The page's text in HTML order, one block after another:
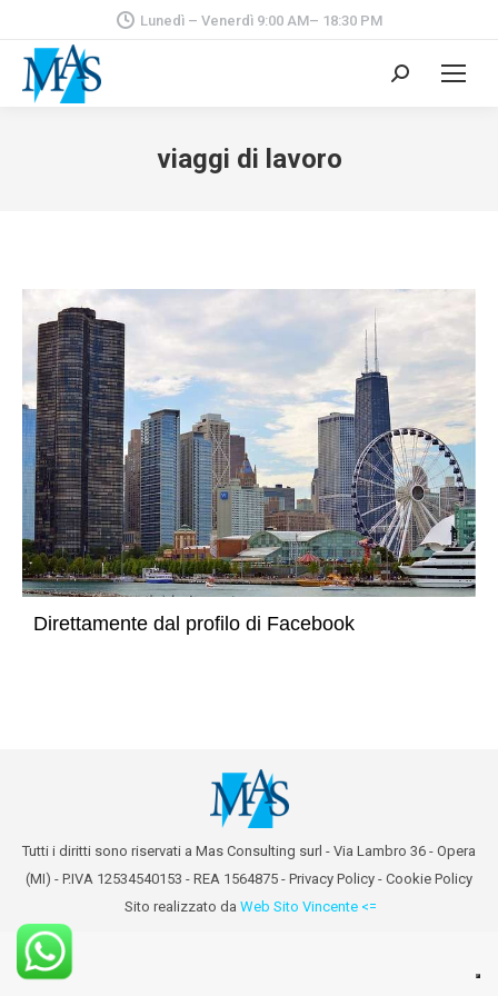
Lunedì – Venerdì 9:00 AM– 18:30 PM
Cerca:
viaggi di lavoro
Direttamente dal profilo di Facebook
Tutti i diritti sono riservati a Mas Consulting surl - Via Lambro 36 - Opera
(MI) - P.IVA 12534540153 - REA 1564875 - Privacy Policy - Cookie Policy
Sito realizzato da Web Sito Vincente <=